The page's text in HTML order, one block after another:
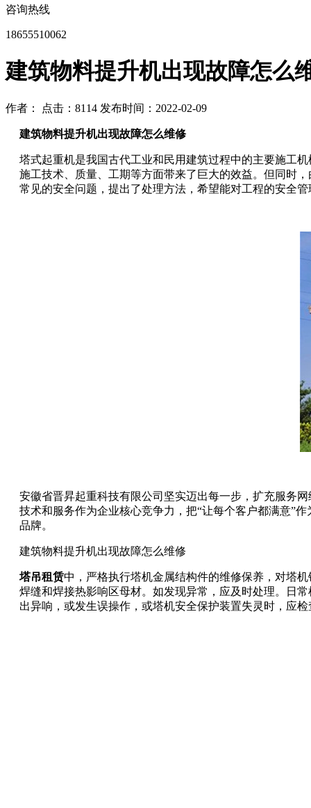
咨询热线
18655510062
建筑物料提升机出现故障怎么
作者： 点击：8114 发布时间：2022-02-09
建筑物料提升机出现故障怎么维修
塔式起重机是我国古代工业和民用建筑过程中的主要施工
施工技术、质量、工期等方面带来了巨大的效益。但同时
常见的安全问题，提出了处理方法，希望能对工程的安全
安徽省晋昇起重科技有限公司坚实迈出每一步，扩充服务
技术和服务作为企业核心竞争力，把“让每个客户都满意”
品牌。
建筑物料提升机出现故障怎么维修
塔吊租赁中，严格执行塔机金属结构件的维修保养，对塔
焊缝和焊接热影响区母材。如发现异常，应及时处理。日
出异响，或发生误操作，或塔机安全保护装置失灵时，应